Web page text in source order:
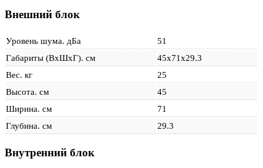
Внешний блок
Уровень шума. дБа
51
Габариты (ВхШхГ). см
45x71x29.3
Вес. кг
25
Высота. см
45
Ширина. см
71
Глубина. см
29.3
Внутренний блок